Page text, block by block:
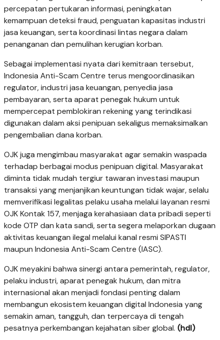
percepatan pertukaran informasi, peningkatan
kemampuan deteksi fraud, penguatan kapasitas industri
jasa keuangan, serta koordinasi lintas negara dalam
penanganan dan pemulihan kerugian korban.
Sebagai implementasi nyata dari kemitraan tersebut,
Indonesia Anti-Scam Centre terus mengoordinasikan
regulator, industri jasa keuangan, penyedia jasa
pembayaran, serta aparat penegak hukum untuk
mempercepat pemblokiran rekening yang terindikasi
digunakan dalam aksi penipuan sekaligus memaksimalkan
pengembalian dana korban.
OJK juga mengimbau masyarakat agar semakin waspada
terhadap berbagai modus penipuan digital. Masyarakat
diminta tidak mudah tergiur tawaran investasi maupun
transaksi yang menjanjikan keuntungan tidak wajar, selalu
memverifikasi legalitas pelaku usaha melalui layanan resmi
OJK Kontak 157, menjaga kerahasiaan data pribadi seperti
kode OTP dan kata sandi, serta segera melaporkan dugaan
aktivitas keuangan ilegal melalui kanal resmi SIPASTI
maupun Indonesia Anti-Scam Centre (IASC).
OJK meyakini bahwa sinergi antara pemerintah, regulator,
pelaku industri, aparat penegak hukum, dan mitra
internasional akan menjadi fondasi penting dalam
membangun ekosistem keuangan digital Indonesia yang
semakin aman, tangguh, dan terpercaya di tengah
pesatnya perkembangan kejahatan siber global. (hdl)